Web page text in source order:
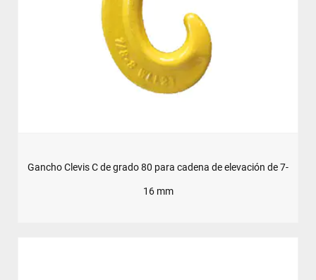
Gancho Clevis C de grado 80 para cadena de elevación de 7-
16 mm